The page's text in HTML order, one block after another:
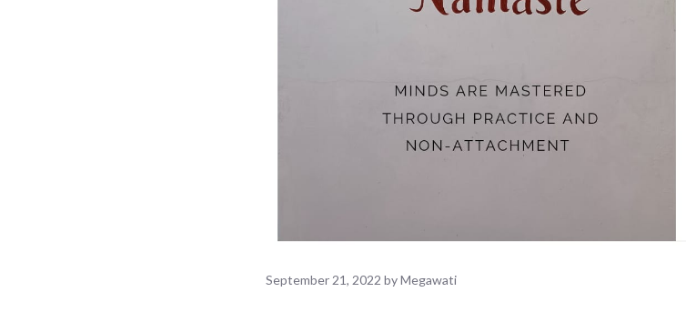
September 21, 2022 byMegawati